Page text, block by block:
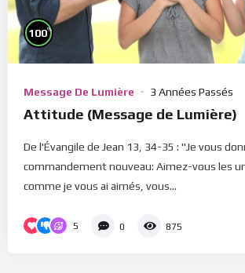
100%
Message De Lumière 3 Années Passés
Attitude (Message de Lumière)
De l'Évangile de Jean 13, 34-35 : "Je vous
commandement nouveau: Aimez-vous les
comme je vous ai aimés, vous...
5 0 875